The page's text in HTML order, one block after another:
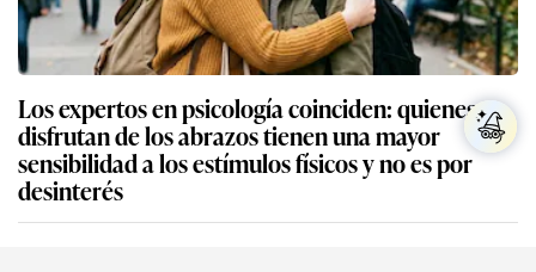
Los expertos en psicología coinciden: quienes no
disfrutan de los abrazos tienen una mayor
sensibilidad a los estímulos físicos y no es por
desinterés